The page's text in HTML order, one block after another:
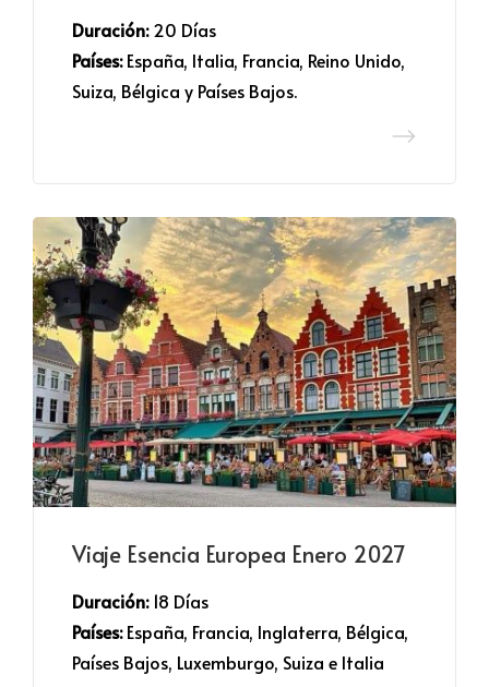
Duración: 20 Días
Países: España, Italia, Francia, Reino Unido,
Suiza, Bélgica y Países Bajos.
Viaje Esencia Europea Enero 2027
Duración: 18 Días
Países: España, Francia, Inglaterra, Bélgica,
Países Bajos, Luxemburgo, Suiza e Italia